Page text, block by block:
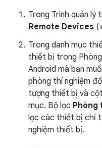
Trong Trình quản lý
Remote Devices
Trong danh mục
thiết bị trong
Android mà bạn
phòng thí nghiệm
tượng thiết bị và
mục. Bộ lọc Phòng
lọc các thiết bị chỉ
nghiệm thiết bị.